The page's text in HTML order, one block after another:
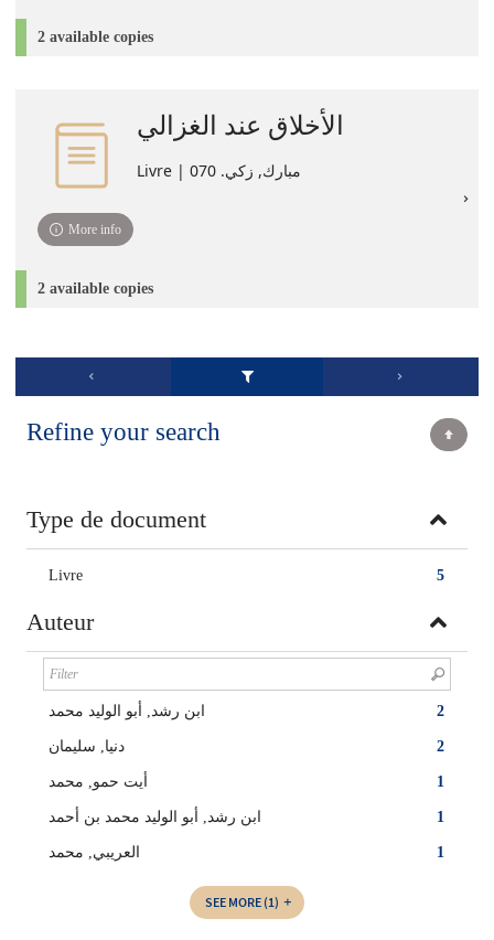
2 available copies
الأخلاق عند الغزالي
Livre | مبارك, زكي. 070
More info
2 available copies
Refine your search
Type de document
5
Livre
Auteur
2 ابن رشد, أبو الوليد محمد
2 دنيا, سليمان
1 أيت حمو, محمد
1 ابن رشد, أبو الوليد محمد بن أحمد
1 العريبي, محمد
SEE MORE (1)